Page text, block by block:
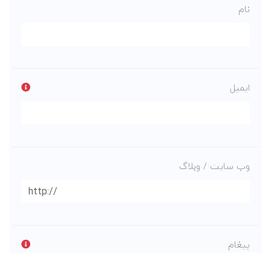
نام
ایمیل
وب سایت / وبلاگ
پیغام